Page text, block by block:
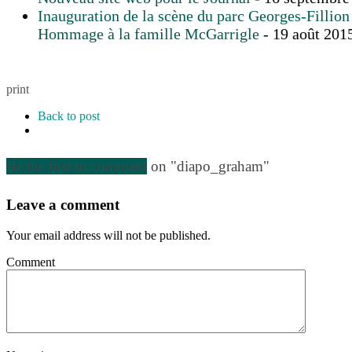
Inauguration de la scène du parc Georges-Fillion
Hommage à la famille McGarrigle - 19 août
print
Back to post
Be the first to comment on "diapo_graham"
Leave a comment
Your email address will not be published.
Comment